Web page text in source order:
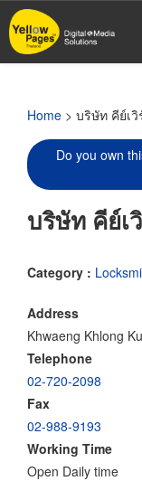
Skip
to
main
Home > บริษัท คีย์เ
Do you own
บริษัท คีย์เ
Category :
Address
Khwaeng Khlong
Telephone
02-720-2098
Fax
02-988-9193
Working Time
Open Daily time